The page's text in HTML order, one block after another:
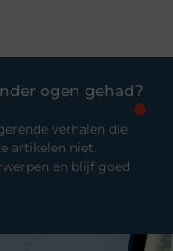
ogen gehad?
verhalen die
artikelen niet.
en blijf goed